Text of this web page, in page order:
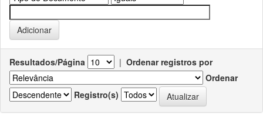
Resultados/Página | Ordenar registros por
Ordenar
Registro(s)